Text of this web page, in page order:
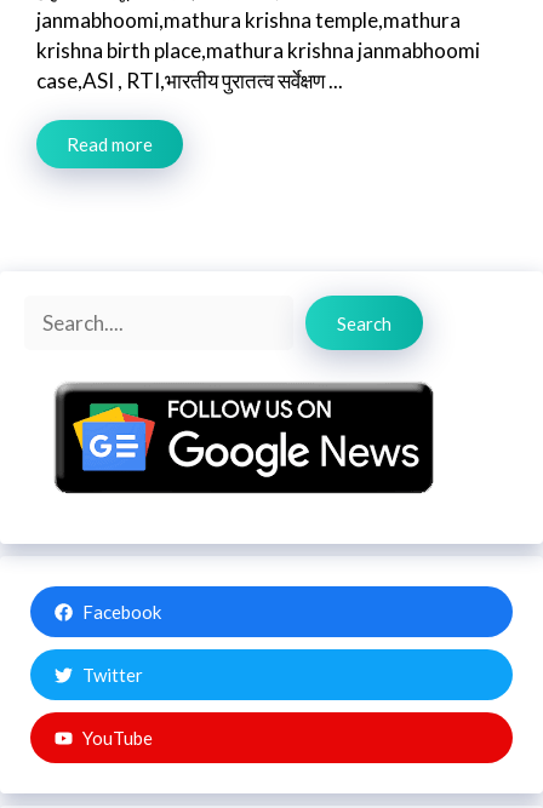
janmabhoomi,mathura krishna temple,mathura
krishna birth place,mathura krishna janmabhoomi
case,ASI , RTI,भारतीय पुरातत्व सर्वेक्षण ...
Read more
Search
Search
Facebook
Twitter
YouTube